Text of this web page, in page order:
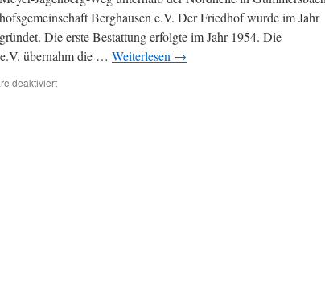
Berghausen e.V. Der Friedhof wurde im Jahr
Die erste Bestattung erfolgte im Jahr 1954. Die
übernahm die … Weiterlesen →
deaktiviertfür